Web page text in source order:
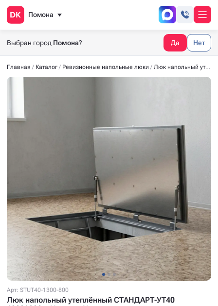
Помона
Выбран город Помона? Да Нет
Главная Каталог Ревизионные напольные люки Люк напольный утеплённый СТАНДАРТ-УТ40 1300*800
Арт: STUT40-1300-800
Люк напольный утеплённый СТАНДАРТ-УТ40